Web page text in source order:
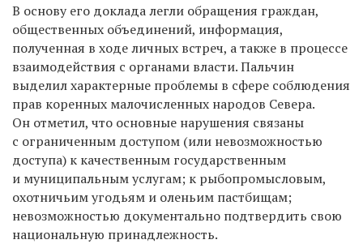
В основу его доклада легли обращения граждан,
общественных объединений, информация,
полученная в ходе личных встреч, а также в процессе
взаимодействия с органами власти. Пальчин
выделил характерные проблемы в сфере соблюдения
прав коренных малочисленных народов Севера.
Он отметил, что основные нарушения связаны
с ограниченным доступом (или невозможностью
доступа) к качественным государственным
и муниципальным услугам; к рыбопромысловым,
охотничьим угодьям и оленьим пастбищам;
невозможностью документально подтвердить свою
национальную принадлежность.